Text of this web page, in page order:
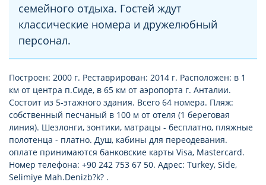
семейного отдыха. Гостей ждут
классические номера и дружелюбный
персонал.
Построен: 2000 г. Реставрирован: 2014 г. Расположен: в 1
км от центра п.Сиде, в 65 км от аэропорта г. Анталии.
Состоит из 5-этажного здания. Всего 64 номера. Пляж:
собственный песчаный в 100 м от отеля (1 береговая
линия). Шезлонги, зонтики, матрацы - бесплатно, пляжные
полотенца - платно. Душ, кабины для переодевания.
оплате принимаются банковские карты Visa, Mastercard.
Номер телефона: +90 242 753 67 50. Адрес: Turkey, Side,
Selimiye Mah.Denizb?k? .